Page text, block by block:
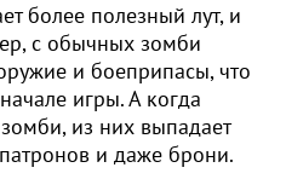
более полезный лут, и
с обычных зомби
и боеприпасы, что
игры. А когда
из них выпадает
и даже брони.